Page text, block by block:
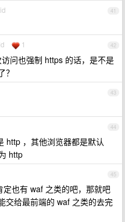
41
42
1
问也强制 https 的话，是不是
？
43
44
http ，其他浏览器都是默认
http
45
定也有 waf 之类的吧，那就吧
交给最前端的 waf 之类的去完